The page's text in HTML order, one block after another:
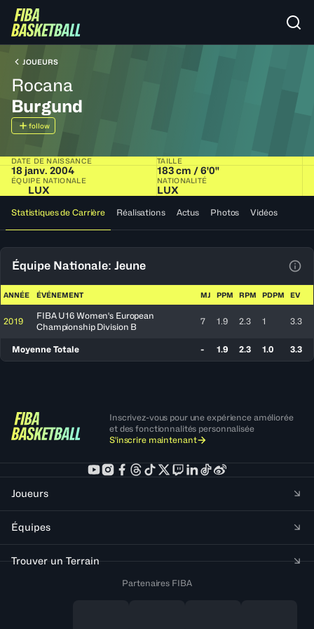
JOUEURS
Rocana
Burgund
follow
DATE DE NAISSANCE
18 janv. 2004
TAILLE
183 cm / 6'0"
ÉQUIPE NATIONALE
LUX
NATIONALITÉ
LUX
Statistiques de Carrière Réalisations Actus Photos Vidéos
Équipe Nationale: Jeune
ANNÉE ÉVÉNEMENT MJ PPM RPM PDPM EV
2019
FIBA U16 Women's European
Championship Division B
7 1.9 2.3 1 3.3
Moyenne Totale - 1.9 2.3 1.0 3.3
Inscrivez-vous pour une expérience améliorée
et des fonctionnalités personnalisée
S'inscrire maintenant
Joueurs
Équipes
Trouver un Terrain
Partenaires FIBA